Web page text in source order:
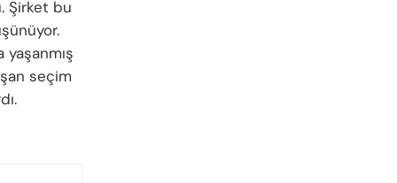
Şirket bu
seçim